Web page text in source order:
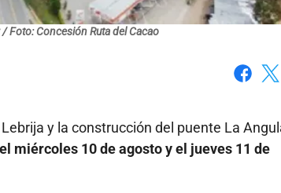
Foto: Concesión Ruta del Cacao
y la construcción del puente La
miércoles 10 de agosto y el jueves 11 de